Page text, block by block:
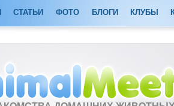
СТАТЬИ ФОТО БЛОГИ КЛУБЫ